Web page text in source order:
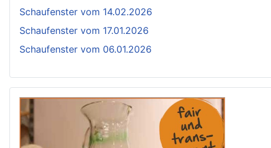
Schaufenster vom 14.02.2026
Schaufenster vom 17.01.2026
Schaufenster vom 06.01.2026